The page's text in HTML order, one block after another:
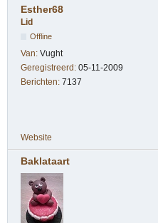
Esther68
Lid
Offline
Van: Vught
Geregistreerd: 05-11-2009
Berichten: 7137
Website
Baklataart